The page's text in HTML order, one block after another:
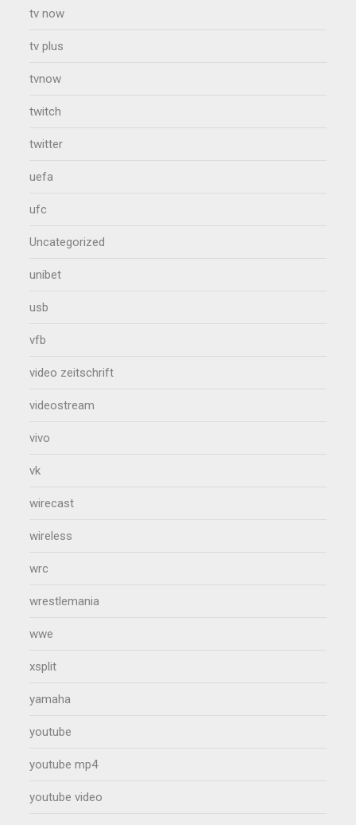
tv now
tv plus
tvnow
twitch
twitter
uefa
ufc
Uncategorized
unibet
usb
vfb
video zeitschrift
videostream
vivo
vk
wirecast
wireless
wrc
wrestlemania
wwe
xsplit
yamaha
youtube
youtube mp4
youtube video